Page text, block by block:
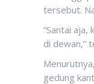
tersebut.
“Santai aja,
di dewan,”
gedung